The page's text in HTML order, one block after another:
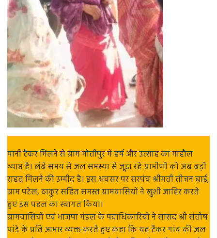
पानी टैंकर मिलने से ग्राम मोतीपुर में हर्ष और उत्साह का माहौल
व्याप्त है। लंबे समय से जल समस्या से जूझ रहे ग्रामीणों को अब बड़ी
राहत मिलने की उम्मीद है। इस अवसर पर सरपंच श्रीमती तीजन बाई,
ग्राम पटेल, ठाकुर सहित समस्त ग्रामवासियों ने खुशी जाहिर करते
हुए इस पहल का स्वागत किया।
ग्रामवासियों एवं भाजपा मंडल के पदाधिकारियों ने सांसद श्री संतोष
पांडे के प्रति आभार व्यक्त करते हुए कहा कि यह टैंकर गांव की जल